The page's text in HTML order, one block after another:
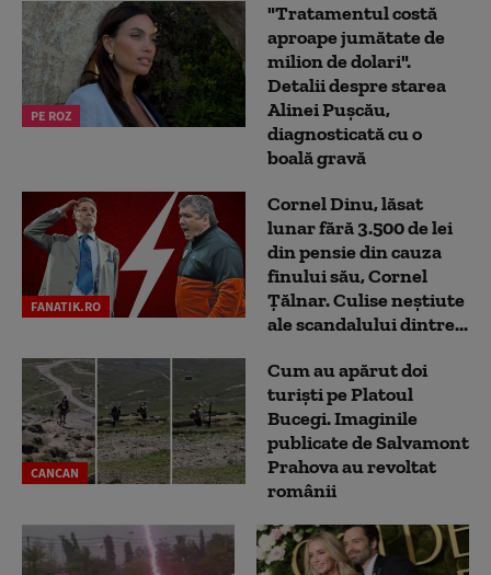
PE ROZ
"Tratamentul costă
aproape jumătate de
milion de dolari".
Detalii despre starea
Alinei Pușcău,
diagnosticată cu o
boală gravă
FANATIK.RO
Cornel Dinu, lăsat
lunar fără 3.500 de lei
din pensie din cauza
finului său, Cornel
Țălnar. Culise neștiute
ale scandalului dintre...
CANCAN
Cum au apărut doi
turiști pe Platoul
Bucegi. Imaginile
publicate de Salvamont
Prahova au revoltat
românii